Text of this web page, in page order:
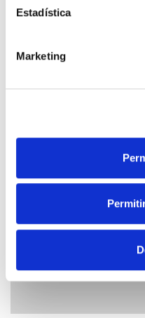
Estadística
Marketing